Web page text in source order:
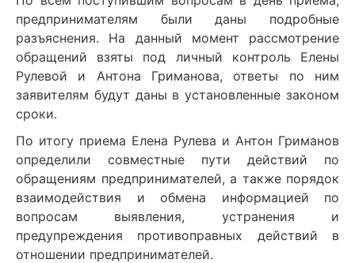
предпринимателям были даны подробные
разъяснения. На данный момент рассмотрение
обращений взяты под личный контроль Елены
Рулевой и Антона Гриманова, ответы по ним
заявителям будут даны в установленные законом
сроки.
По итогу приема Елена Рулева и Антон Гриманов
определили совместные пути действий по
обращениям предпринимателей, а также порядок
взаимодействия и обмена информацией по
вопросам выявления, устранения и
предупреждения противоправных действий в
отношении предпринимателей.